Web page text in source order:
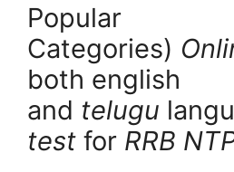
Popular
Categories)
both english
and telugu
test for RRB